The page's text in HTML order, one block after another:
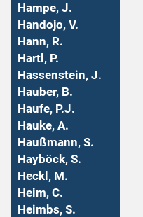
Hampe, J.
Handojo, V.
Hann, R.
Hartl, P.
Hassenstein, J.
Hauber, B.
Haufe, P.J.
Hauke, A.
Haußmann, S.
Hayböck, S.
Heckl, M.
Heim, C.
Heimbs, S.